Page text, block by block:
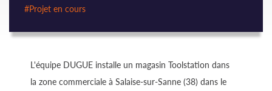
#Projet en cours
L'équipe DUGUE installe un magasin Toolstation dans
la zone commerciale à Salaise-sur-Sanne (38) dans le